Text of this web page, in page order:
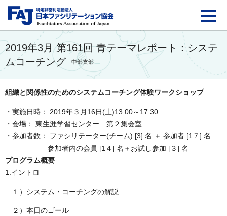
FAJ：特定非営利活動
2019年3月 第161回 青テーマレポート：システ
ムコーチング
中部支部
組織と関係性のためのシステムコーチング体験ワークショップ
・実施日時： 2019年３月16日(土)13:00～17:30
・会場： 東生涯学習センター 第２集会室
・参加者数： ファシリテーター(チーム) [3] 名 ＋ 参加者 [1７ ] 名
参加者内の会員 [1４] 名＋お試し参加 [３] 名
プログラム概要
1.イントロ
１）システム・コーチングの解説
２）本日のゴール